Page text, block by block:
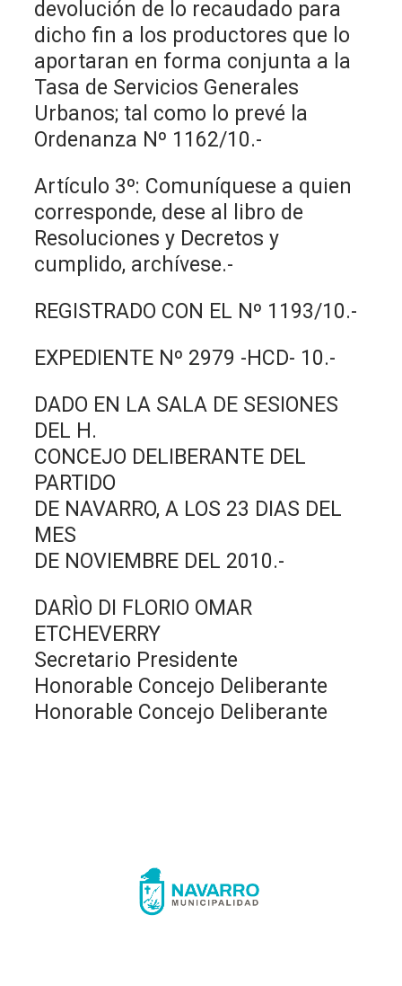
devolución de lo recaudado para
dicho fin a los productores que lo
aportaran en forma conjunta a la
Tasa de Servicios Generales
Urbanos; tal como lo prevé la
Ordenanza Nº 1162/10.-
Artículo 3º: Comuníquese a quien
corresponde, dese al libro de
Resoluciones y Decretos y
cumplido, archívese.-
REGISTRADO CON EL Nº 1193/10.-
EXPEDIENTE Nº 2979 -HCD- 10.-
DADO EN LA SALA DE SESIONES
DEL H.
CONCEJO DELIBERANTE DEL
PARTIDO
DE NAVARRO, A LOS 23 DIAS DEL
MES
DE NOVIEMBRE DEL 2010.-
DARÌO DI FLORIO OMAR
ETCHEVERRY
Secretario Presidente
Honorable Concejo Deliberante
Honorable Concejo Deliberante